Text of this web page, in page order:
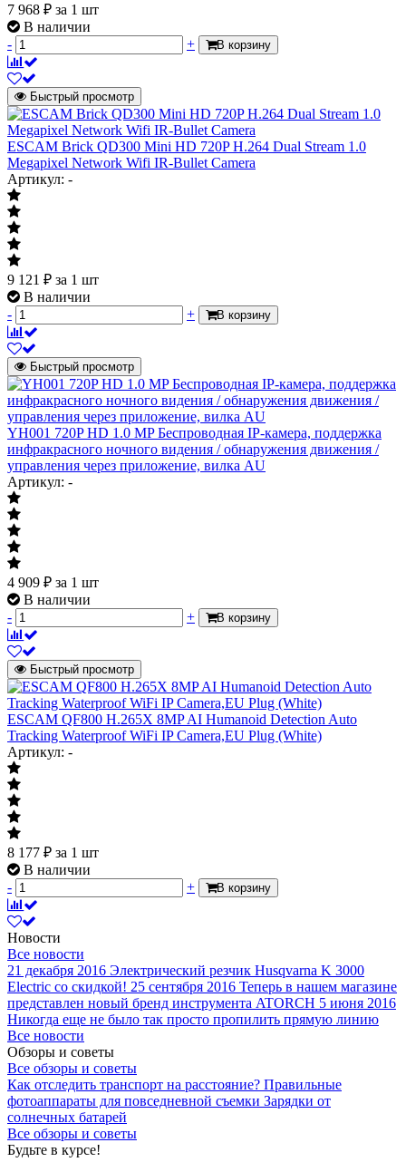
7 968 ₽ за 1 шт
В наличии
-
+ В корзину
Быстрый просмотр
ESCAM Brick QD300 Mini HD 720P H.264 Dual Stream 1.0
Megapixel Network Wifi IR-Bullet Camera
Артикул: -
9 121 ₽ за 1 шт
В наличии
-
+ В корзину
Быстрый просмотр
YH001 720P HD 1.0 MP Беспроводная IP-камера, поддержка
инфракрасного ночного видения / обнаружения движения /
управления через приложение, вилка AU
Артикул: -
4 909 ₽ за 1 шт
В наличии
-
+ В корзину
Быстрый просмотр
ESCAM QF800 H.265X 8MP AI Humanoid Detection Auto
Tracking Waterproof WiFi IP Camera,EU Plug (White)
Артикул: -
8 177 ₽ за 1 шт
В наличии
-
+ В корзину
Новости
Все новости
21 декабря 2016 Электрический резчик Husqvarna K 3000
Electric со скидкой! 25 сентября 2016 Теперь в нашем магазине
представлен новый бренд инструмента ATORCH 5 июня 2016
Никогда еще не было так просто пропилить прямую линию
Все новости
Обзоры и советы
Все обзоры и советы
Как отследить транспорт на расстояние? Правильные
фотоаппараты для повседневной съемки Зарядки от
солнечных батарей
Все обзоры и советы
Будьте в курсе!